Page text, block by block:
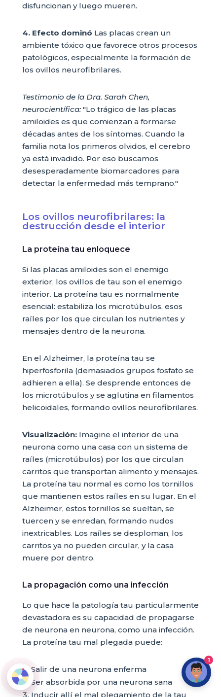
disfuncionan y luego mueren.
4. Efecto dominó Las placas crean un
ambiente tóxico que favorece otros procesos
patológicos, especialmente la formación de
los ovillos neurofibrilares.
Testimonio de la Dra. Sarah Chen,
neurocientífica:"Lo trágico de las placas
amiloides es que comienzan a formarse
décadas antes de los síntomas. Cuando la
familia nota los primeros olvidos, el cerebro
ya está invadido. Por eso buscamos
desesperadamente biomarcadores para
detectar la enfermedad más temprano."
Los ovillos neurofibrilares: la
destrucción desde el interior
La proteína tau enloquece
Si las placas amiloides son el enemigo
exterior, los ovillos de tau son el enemigo
interior. La proteína tau es normalmente
esencial: estabiliza los microtúbulos, esos
raíles por los que circulan los nutrientes y
mensajes dentro de la neurona.
En el Alzheimer, la proteína tau se
hiperfosforila (demasiados grupos fosfato se
adhieren a ella). Se desprende entonces de
los microtúbulos y se aglutina en filamentos
helicoidales, formando ovillos neurofibrilares.
Visualización:Imagine el interior de una
neurona como una casa con un sistema de
raíles (microtúbulos) por los que circulan
carritos que transportan alimento y mensajes.
La proteína tau normal es como los tornillos
que mantienen estos raíles en su lugar. En el
Alzheimer, estos tornillos se sueltan, se
tuercen y se enredan, formando nudos
inextricables. Los raíles se desploman, los
carritos ya no pueden circular, y la casa
muere por dentro.
La propagación como una infección
Lo que hace la patología tau particularmente
devastadora es su capacidad de propagarse
de neurona en neurona, como una infección.
La proteína tau mal plegada puede:
Salir de una neurona enferma
Ser absorbida por una neurona sana
Inducir allí el mal plegamiento de la tau
1